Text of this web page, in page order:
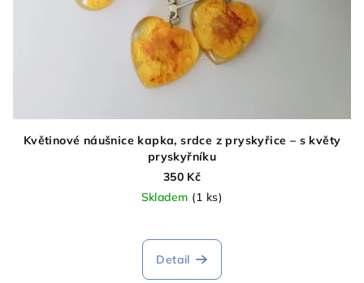
Květinové náušnice kapka, srdce z pryskyřice – s květy
pryskyřníku
350 Kč
Skladem (1 ks)
Detail